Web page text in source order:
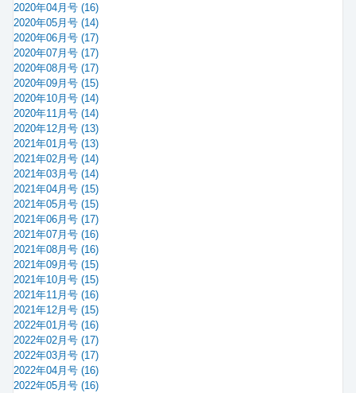
2020年04月号 (16)
2020年05月号 (14)
2020年06月号 (17)
2020年07月号 (17)
2020年08月号 (17)
2020年09月号 (15)
2020年10月号 (14)
2020年11月号 (14)
2020年12月号 (13)
2021年01月号 (13)
2021年02月号 (14)
2021年03月号 (14)
2021年04月号 (15)
2021年05月号 (15)
2021年06月号 (17)
2021年07月号 (16)
2021年08月号 (16)
2021年09月号 (15)
2021年10月号 (15)
2021年11月号 (16)
2021年12月号 (15)
2022年01月号 (16)
2022年02月号 (17)
2022年03月号 (17)
2022年04月号 (16)
2022年05月号 (16)